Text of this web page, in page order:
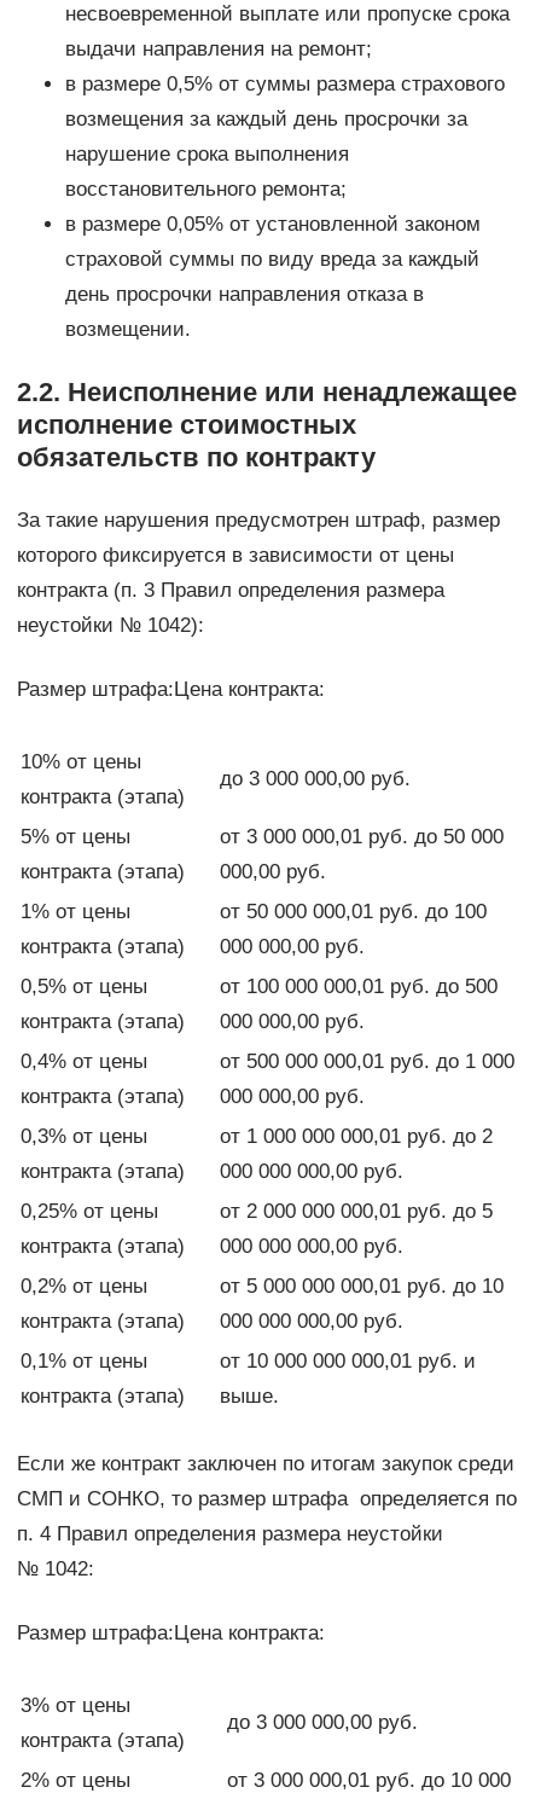
несвоевременной выплате или пропуске срока
выдачи направления на ремонт;
в размере 0,5% от суммы размера страхового
возмещения за каждый день просрочки за
нарушение срока выполнения
восстановительного ремонта;
в размере 0,05% от установленной законом
страховой суммы по виду вреда за каждый
день просрочки направления отказа в
возмещении.
2.2. Неисполнение или ненадлежащее
исполнение стоимостных
обязательств по контракту
За такие нарушения предусмотрен штраф, размер
которого фиксируется в зависимости от цены
контракта (п. 3 Правил определения размера
неустойки № 1042):
Размер штрафа:Цена контракта:
10% от цены
контракта (этапа)
до 3 000 000,00 руб.
5% от цены
контракта (этапа)
от 3 000 000,01 руб. до 50 000
000,00 руб.
1% от цены
контракта (этапа)
от 50 000 000,01 руб. до 100
000 000,00 руб.
0,5% от цены
контракта (этапа)
от 100 000 000,01 руб. до 500
000 000,00 руб.
0,4% от цены
контракта (этапа)
от 500 000 000,01 руб. до 1 000
000 000,00 руб.
0,3% от цены
контракта (этапа)
от 1 000 000 000,01 руб. до 2
000 000 000,00 руб.
0,25% от цены
контракта (этапа)
от 2 000 000 000,01 руб. до 5
000 000 000,00 руб.
0,2% от цены
контракта (этапа)
от 5 000 000 000,01 руб. до 10
000 000 000,00 руб.
0,1% от цены
контракта (этапа)
от 10 000 000 000,01 руб. и
выше.
Если же контракт заключен по итогам закупок среди
СМП и СОНКО, то размер штрафа определяется по
п. 4 Правил определения размера неустойки
№ 1042:
Размер штрафа:Цена контракта:
3% от цены
контракта (этапа)
до 3 000 000,00 руб.
2% от цены
от 3 000 000,01 руб. до 10 000